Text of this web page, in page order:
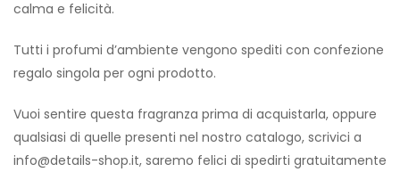
calma e felicità.
Tutti i profumi d’ambiente vengono spediti con confezione
regalo singola per ogni prodotto.
Vuoi sentire questa fragranza prima di acquistarla, oppure
qualsiasi di quelle presenti nel nostro catalogo, scrivici a
info@details-shop.it, saremo felici di spedirti gratuitamente